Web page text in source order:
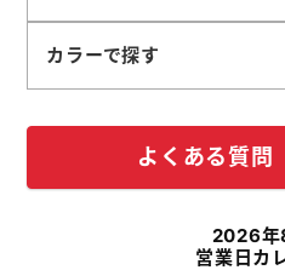
カラーで探す
よくある質問
2026年
営業日カ